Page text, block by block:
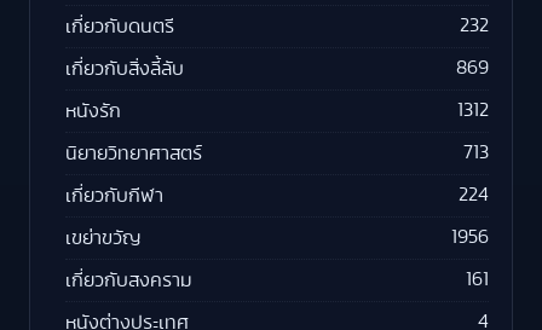
เกี่ยวกับดนตรี 232
เกี่ยวกับสิ่งลี้ลับ 869
หนังรัก 1312
นิยายวิทยาศาสตร์ 713
เกี่ยวกับกีฬา 224
เขย่าขวัญ 1956
เกี่ยวกับสงคราม 161
หนังต่างประเทศ 4